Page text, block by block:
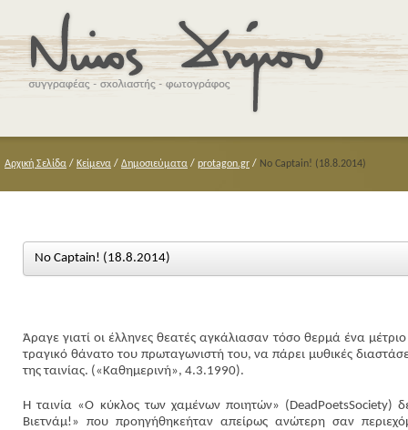
Αρχική Σελίδα / Κείμενα / Δημοσιεύματα / protagon.gr / No Captain! (18.8.2014)
No Captain! (18.8.2014)
Άραγε γιατί οι έλληνες θεατές αγκάλιασαν τόσο θερμά ένα
τραγικό θάνατο του πρωταγωνιστή του, να πάρει μυθικές
της ταινίας. («Καθημερινή», 4.3.1990).
Η ταινία «Ο κύκλος των χαμένων ποιητών» (DeadPoetsSociety)
Βιετνάμ!» που προηγήθηκεήταν απείρως ανώτερη σαν